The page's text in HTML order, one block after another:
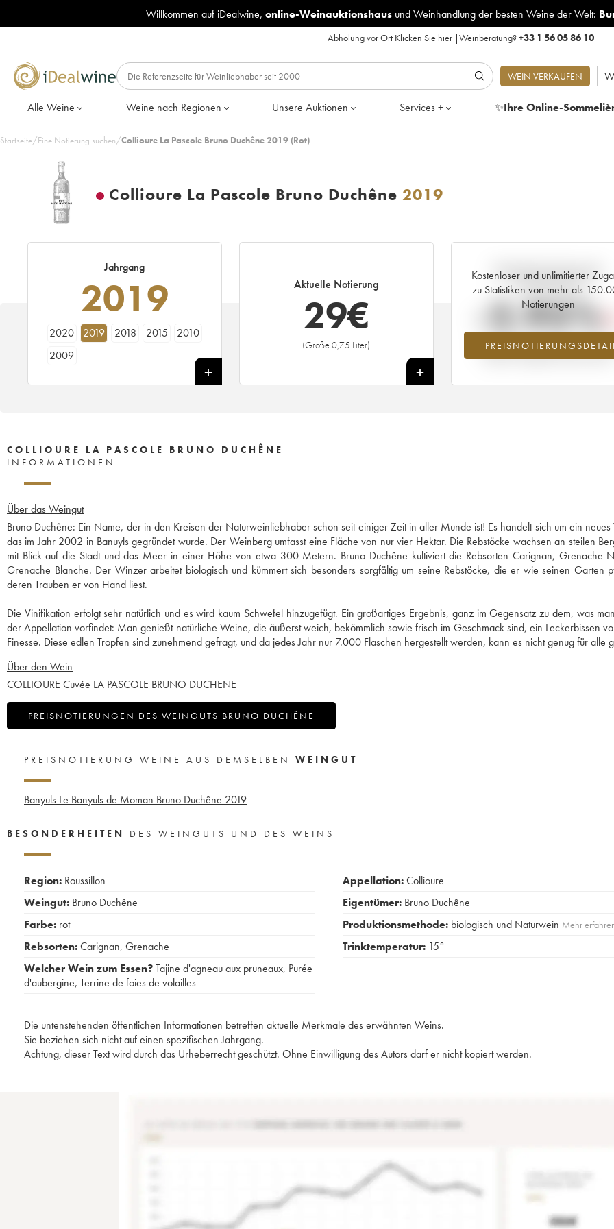
Willkommen auf iDealwine, online-Weinauktionshausund Weinhandlung der besten Weine der Welt:
Abholung vor Ort Klicken Sie hier|Weinberatung?+33 1 56 05 86 10
WEIN VERKAUFEN
Alle Weine Weine nach Regionen Unsere Auktionen Services + ✨Ihre Online-
Startseite/Eine Notierung suchen/Collioure La Pascole Bruno Duchêne 2019 (Rot)
Collioure La Pascole Bruno Duchêne 2019
Jahrgang
2019
2020 2019 2018 2015
2010
2009
Aktuelle Notierung
29€
(Größe 0,75 Liter)
+
Kostenloser und unlimitierter
zu Statistiken von mehr als
Notierungen
Aktuelle Entwicklung der
Preisnotierung
-2.95%
Preisabfall des Jahrgangs 2019 im
2026 im Vergleich zum Jahr 2025
COLLIOURE LA PASCOLE BRUNO DUCHÊNE
INFORMATIONEN
Über das Weingut
Bruno Duchêne: Ein Name, der in den Kreisen der Naturweinliebhaber schon seit einiger Zeit in aller Munde ist! Es handelt sich um ein neues
das im Jahr 2002 in Banuyls gegründet wurde. Der Weinberg umfasst eine Fläche von nur vier Hektar. Die Rebstöcke wachsen an steilen
mit Blick auf die Stadt und das Meer in einer Höhe von etwa 300 Metern. Bruno Duchêne kultiviert die Rebsorten Carignan, Grenache
Grenache Blanche. Der Winzer arbeitet biologisch und kümmert sich besonders sorgfältig um seine Rebstöcke, die er wie seinen Garten
deren Trauben er von Hand liest.
Die Vinifikation erfolgt sehr natürlich und es wird kaum Schwefel hinzugefügt. Ein großartiges Ergebnis, ganz im Gegensatz zu dem, was
der Appellation vorfindet: Man genießt natürliche Weine, die äußerst weich, bekömmlich sowie frisch im Geschmack sind, ein Leckerbissen
Finesse. Diese edlen Tropfen sind zunehmend gefragt, und da jedes Jahr nur 7.000 Flaschen hergestellt werden, kann es nicht genug für alle
Über den Wein
COLLIOURE Cuvée LA PASCOLE BRUNO DUCHENE
PREISNOTIERUNGEN DES WEINGUTS BRUNO DUCHÊNE
PREISNOTIERUNG WEINE AUS DEMSELBEN WEINGUT
Banyuls Le Banyuls de Moman Bruno Duchêne 2019
BESONDERHEITEN DES WEINGUTS UND DES WEINS
Region: Roussillon
Weingut: Bruno Duchêne
Farbe: rot
Rebsorten:Carignan, Grenache
Welcher Wein zum Essen?Tajine d'agneau aux pruneaux, Purée
d'aubergine, Terrine de foies de volailles
Appellation:Collioure
Eigentümer: Bruno Duchêne
Produktionsmethode: biologisch und Naturwein Mehr
Trinktemperatur: 15°
Die untenstehenden öffentlichen Informationen betreffen aktuelle Merkmale des erwähnten Weins.
Sie beziehen sich nicht auf einen spezifischen Jahrgang.
Achtung, dieser Text wird durch das Urheberrecht geschützt. Ohne Einwilligung des Autors darf er nicht kopiert werden.